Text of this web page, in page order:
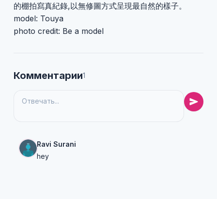
的棚拍寫真紀錄,以無修圖方式呈現最自然的樣子。
model: Touya
photo credit: Be a model
Комментарии1
Ravi Surani
hey